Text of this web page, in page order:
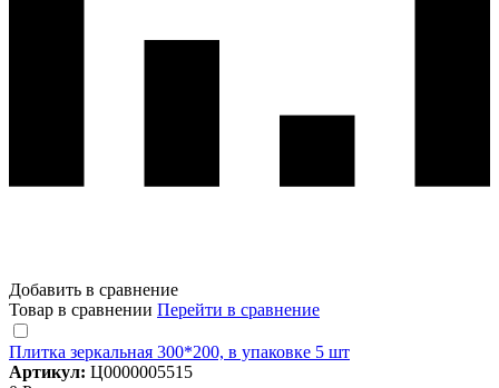
Добавить в сравнение
Товар в сравнении Перейти в сравнение
Плитка зеркальная 300*200, в упаковке 5 шт
Артикул: Ц0000005515